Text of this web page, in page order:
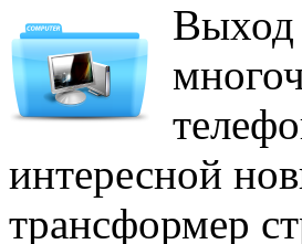
Выход
интересной
трансформер